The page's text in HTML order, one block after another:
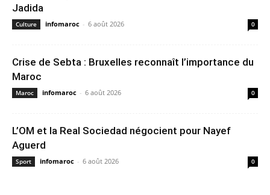
Jadida
Culture infomaroc - 6 août 2026 0
Crise de Sebta : Bruxelles reconnaît l’importance du
Maroc
Maroc infomaroc - 6 août 2026 0
L’OM et la Real Sociedad négocient pour Nayef
Aguerd
Sport infomaroc - 6 août 2026 0